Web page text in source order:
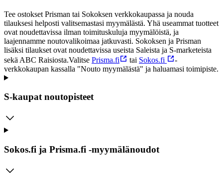
Tee ostokset Prisman tai Sokoksen verkkokaupassa ja nouda
tilauksesi helposti valitsemastasi myymälästä. Yhä useammat tuotteet
ovat noudettavissa ilman toimituskuluja myymälöistä, ja
laajennamme noutovalikoimaa jatkuvasti. Sokoksen ja Prisman
lisäksi tilaukset ovat noudettavissa useista Saleista ja S-marketeista
sekä ABC Raisiosta.Valitse Prisma.fi tai Sokos.fi
-
verkkokaupan kassalla "Nouto myymälästä" ja haluamasi toimipiste.
S-kaupat noutopisteet
Sokos.fi ja Prisma.fi -myymälänoudot